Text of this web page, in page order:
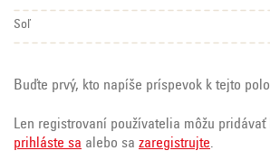
Soľ
Buďte prvý, kto napíše príspevok k tejto
Len registrovaní používatelia môžu
prihláste sa alebo sa zaregistrujte.